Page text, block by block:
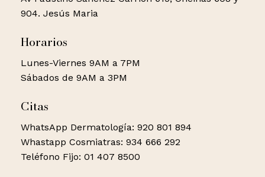
904. Jesús Maria
Horarios
Lunes-Viernes 9AM a 7PM
Sábados de 9AM a 3PM
Citas
WhatsApp Dermatología: 920 801 894
Whastapp Cosmiatras: 934 666 292
Teléfono Fijo: 01 407 8500